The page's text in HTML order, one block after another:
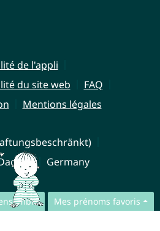
Mes prénoms favoris
de l'appli
du site web
FAQ
Mentions légales
Germany